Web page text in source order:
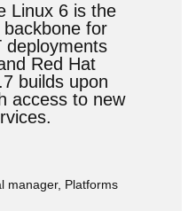
Linux 6 is the
for
deployments
Red Hat
builds upon
access to new
manager, Platforms